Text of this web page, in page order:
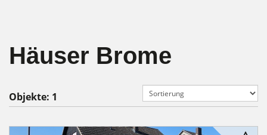
Häuser Brome
Objekte: 1